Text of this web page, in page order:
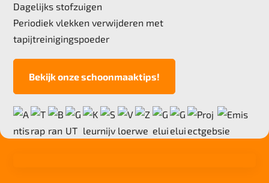
Poolgewicht
1200 gr/m2
5,8 mm
Totale hoogte
8,5 mm
Anti statisch
ja, , 2kv
Dagelijks stofzuigen
Periodiek vlekken verwijderen met
tapijtreinigingspoeder
Bekijk onze schoonmaaktips!